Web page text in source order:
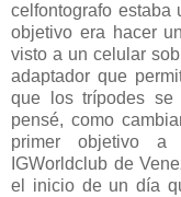
celfontografo estaba
objetivo era hacer
visto a un celular
adaptador que
que los trípodes
pensé, como
primer objetivo a
IGWorldclub de
el inicio de un día